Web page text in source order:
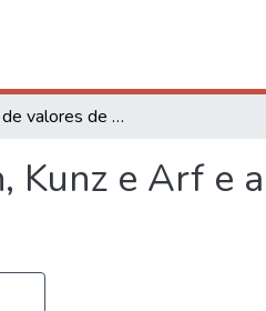
Semigrupos de valores de anéis Gorenstein, Kunz e Arf e a árvore de semigrupos numéricos
Kunz e Arf e